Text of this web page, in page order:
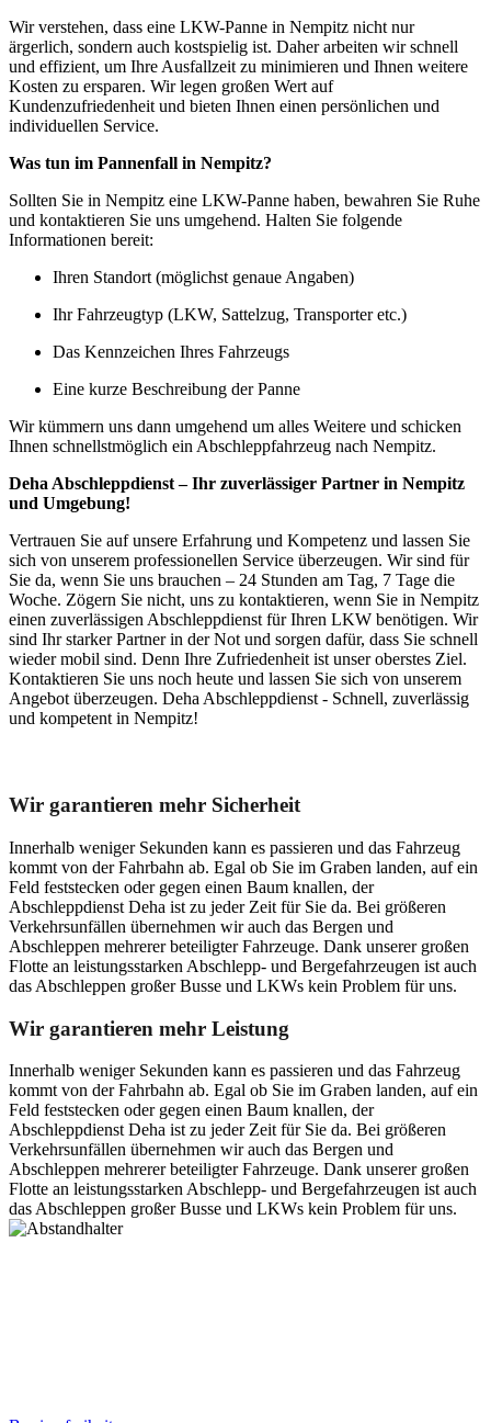
Wir verstehen, dass eine LKW-Panne in Nempitz nicht nur
ärgerlich, sondern auch kostspielig ist. Daher arbeiten wir schnell
und effizient, um Ihre Ausfallzeit zu minimieren und Ihnen weitere
Kosten zu ersparen. Wir legen großen Wert auf
Kundenzufriedenheit und bieten Ihnen einen persönlichen und
individuellen Service.
Was tun im Pannenfall in Nempitz?
Sollten Sie in Nempitz eine LKW-Panne haben, bewahren Sie Ruhe
und kontaktieren Sie uns umgehend. Halten Sie folgende
Informationen bereit:
Ihren Standort (möglichst genaue Angaben)
Ihr Fahrzeugtyp (LKW, Sattelzug, Transporter etc.)
Das Kennzeichen Ihres Fahrzeugs
Eine kurze Beschreibung der Panne
Wir kümmern uns dann umgehend um alles Weitere und schicken
Ihnen schnellstmöglich ein Abschleppfahrzeug nach Nempitz.
Deha Abschleppdienst – Ihr zuverlässiger Partner in Nempitz
und Umgebung!
Vertrauen Sie auf unsere Erfahrung und Kompetenz und lassen Sie
sich von unserem professionellen Service überzeugen. Wir sind für
Sie da, wenn Sie uns brauchen – 24 Stunden am Tag, 7 Tage die
Woche. Zögern Sie nicht, uns zu kontaktieren, wenn Sie in Nempitz
einen zuverlässigen Abschleppdienst für Ihren LKW benötigen. Wir
sind Ihr starker Partner in der Not und sorgen dafür, dass Sie schnell
wieder mobil sind. Denn Ihre Zufriedenheit ist unser oberstes Ziel.
Kontaktieren Sie uns noch heute und lassen Sie sich von unserem
Angebot überzeugen. Deha Abschleppdienst - Schnell, zuverlässig
und kompetent in Nempitz!
Wir garantieren mehr Sicherheit
Innerhalb weniger Sekunden kann es passieren und das Fahrzeug
kommt von der Fahrbahn ab. Egal ob Sie im Graben landen, auf ein
Feld feststecken oder gegen einen Baum knallen, der
Abschleppdienst Deha ist zu jeder Zeit für Sie da. Bei größeren
Verkehrsunfällen übernehmen wir auch das Bergen und
Abschleppen mehrerer beteiligter Fahrzeuge. Dank unserer großen
Flotte an leistungsstarken Abschlepp- und Bergefahrzeugen ist auch
das Abschleppen großer Busse und LKWs kein Problem für uns.
Wir garantieren mehr Leistung
Innerhalb weniger Sekunden kann es passieren und das Fahrzeug
kommt von der Fahrbahn ab. Egal ob Sie im Graben landen, auf ein
Feld feststecken oder gegen einen Baum knallen, der
Abschleppdienst Deha ist zu jeder Zeit für Sie da. Bei größeren
Verkehrsunfällen übernehmen wir auch das Bergen und
Abschleppen mehrerer beteiligter Fahrzeuge. Dank unserer großen
Flotte an leistungsstarken Abschlepp- und Bergefahrzeugen ist auch
das Abschleppen großer Busse und LKWs kein Problem für uns.